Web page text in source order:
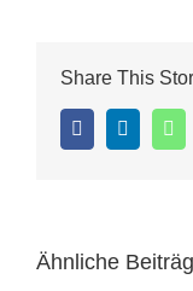
Share This
FacebookLinkedIn
Ähnliche